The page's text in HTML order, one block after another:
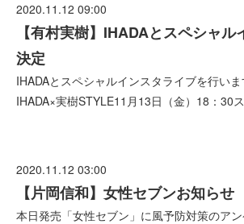
2020.11.12 09:00
【有村実樹】IHADAとスペシャ
決定
IHADAとスペシャルインスタライブを行いま
IHADA×実樹STYLE11月13日（金）18：30
2020.11.12 03:00
【片岡信和】女性セブンお知らせ
本日発売「女性セブン」に風予防対策のア